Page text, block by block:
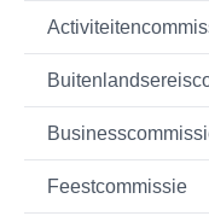
Feestcommissie